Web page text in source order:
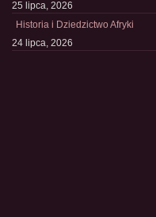
25 lipca, 2026
Historia i Dziedzictwo Afryki
24 lipca, 2026